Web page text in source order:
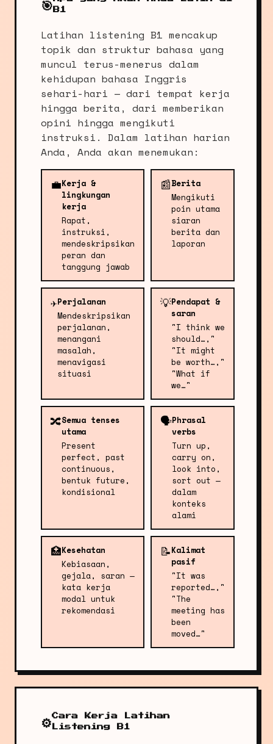
🎯 B1
Latihan listening B1 mencakup
topik dan struktur bahasa yang
muncul terus-menerus dalam
kehidupan bahasa Inggris
sehari-hari — dari tempat kerja
hingga berita, dari memberikan
opini hingga mengikuti
instruksi. Dalam latihan harian
Anda, Anda akan menemukan:
💼Kerja &
lingkungan
kerja
Rapat,
instruksi,
mendeskripsikan
peran dan
tanggung jawab
📰Berita
Mengikuti
poin utama
siaran
berita dan
laporan
✈️Perjalanan
Mendeskripsikan
perjalanan,
menangani
masalah,
menavigasi
situasi
💡Pendapat &
saran
"I think we
should…,"
"It might
be worth…,"
"What if
we…"
🔀Semua tenses
utama
Present
perfect, past
continuous,
bentuk future,
kondisional
🗣️Phrasal
verbs
Turn up,
carry on,
look into,
sort out —
dalam
konteks
alami
🏥Kesehatan
Kebiasaan,
gejala, saran —
kata kerja
modal untuk
rekomendasi
📝Kalimat
pasif
"It was
reported…,"
"The
meeting has
been
moved…"
⚙️Cara Kerja Latihan
Listening B1